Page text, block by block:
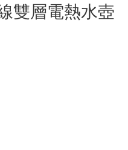
雙層電熱水壺